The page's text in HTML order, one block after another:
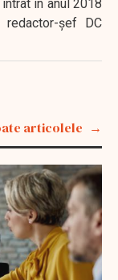
în anul 2018
şef DC
articolele